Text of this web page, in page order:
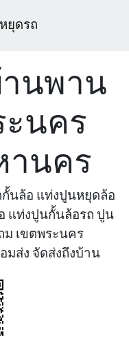
ยุดรถ
านพาน
ะนคร
านคร
นล้อ แท่งปูนหยุดล้อ
แท่งปูนกั้นล้อรถ ปูน
เขตพระนคร
มส่ง จัดส่งถึงบ้าน